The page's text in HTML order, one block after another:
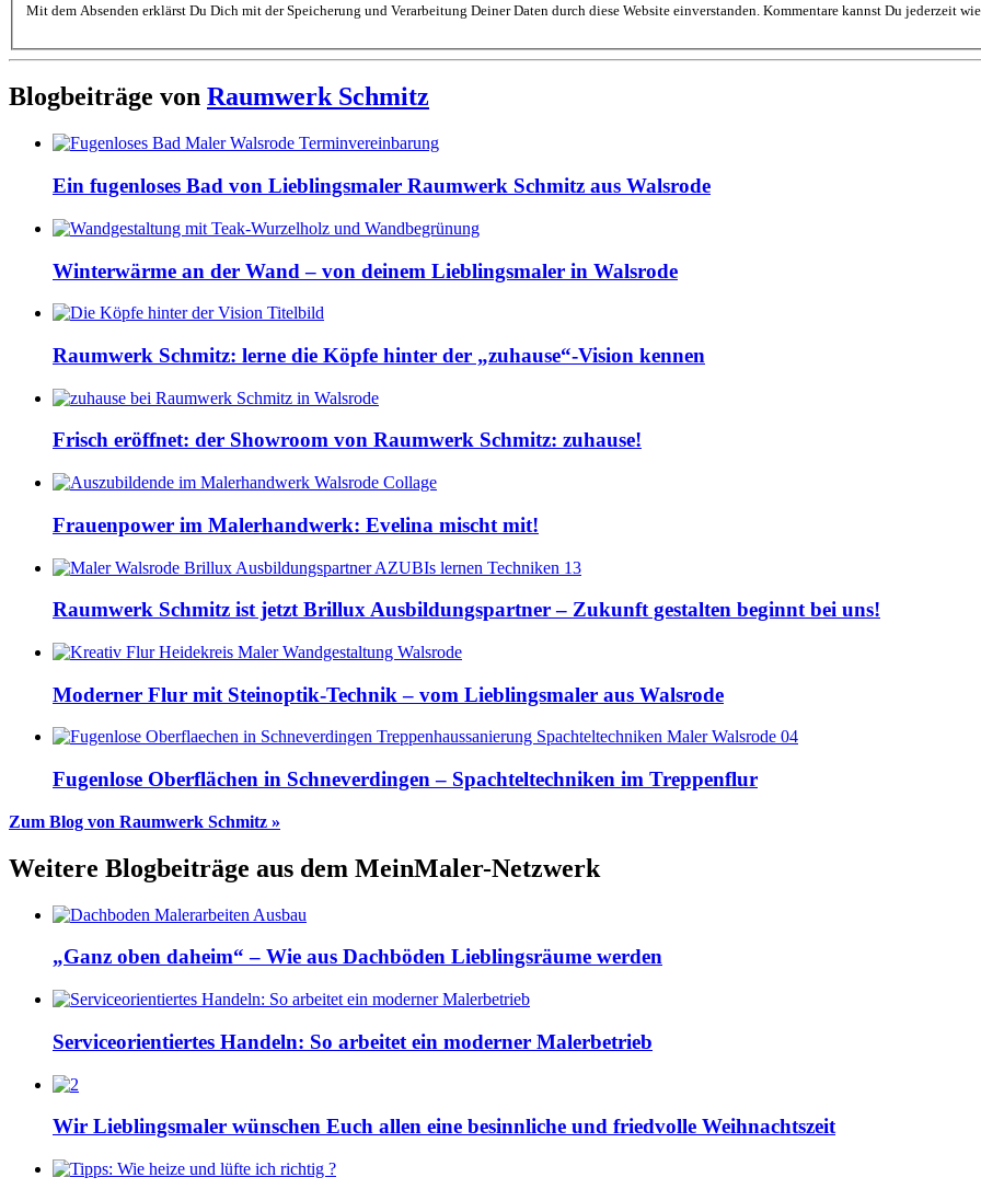
Mit dem Absenden erklärst Du Dich mit der Speicherung und Verarbeitung
Blogbeiträge von Raumwerk Schmitz
Ein fugenloses Bad von Lieblingsmaler Raumwerk Schmitz aus Walsrode
Winterwärme an der Wand – von deinem Lieblingsmaler in Walsrode
Raumwerk Schmitz: lerne die Köpfe hinter der „zuhause“-Vision kennen
Frisch eröffnet: der Showroom von Raumwerk Schmitz: zuhause!
Frauenpower im Malerhandwerk: Evelina mischt mit!
Raumwerk Schmitz ist jetzt Brillux Ausbildungspartner – Zukunft gestalten beginnt bei uns!
Moderner Flur mit Steinoptik-Technik – vom Lieblingsmaler aus Walsrode
Fugenlose Oberflächen in Schneverdingen – Spachteltechniken im Treppenflur
Zum Blog von Raumwerk Schmitz »
Weitere Blogbeiträge aus dem MeinMaler-Netzwerk
„Ganz oben daheim“ – Wie aus Dachböden Lieblingsräume werden
Serviceorientiertes Handeln: So arbeitet ein moderner Malerbetrieb
Wir Lieblingsmaler wünschen Euch allen eine besinnliche und friedvolle Weihnachtszeit